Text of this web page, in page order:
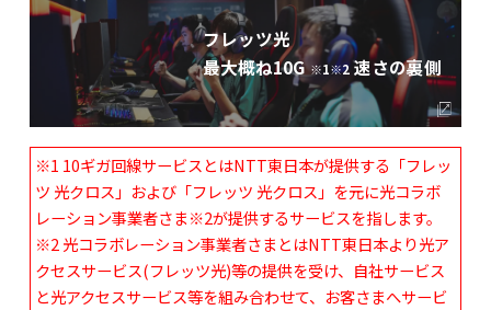
フレッツ光
最大概ね10G ※1※2 速さの裏側
※1 10ギガ回線サービスとはNTT東日本が提供する「フレッ
ツ 光クロス」および「フレッツ 光クロス」を元に光コラボ
レーション事業者さま※2が提供するサービスを指します。
※2 光コラボレーション事業者さまとはNTT東日本より光ア
クセスサービス(フレッツ光)等の提供を受け、自社サービス
と光アクセスサービス等を組み合わせて、お客さまへサービ